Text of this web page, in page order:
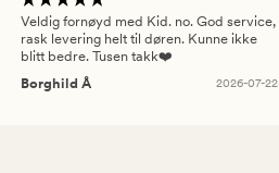
Veldig fornøyd med Kid. no. God service,
rask levering helt til døren. Kunne ikke
blitt bedre. Tusen takk❤️
Borghild Å
2026-07-22